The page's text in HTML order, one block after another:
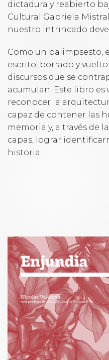
dictadura y reabierto
Cultural Gabriela
nuestro intrincado
Como un palimpsesto,
escrito, borrado y
discursos que se
acumulan. Este libro es
reconocer la
capaz de contener las
memoria y, a través de
capas, lograr
historia.